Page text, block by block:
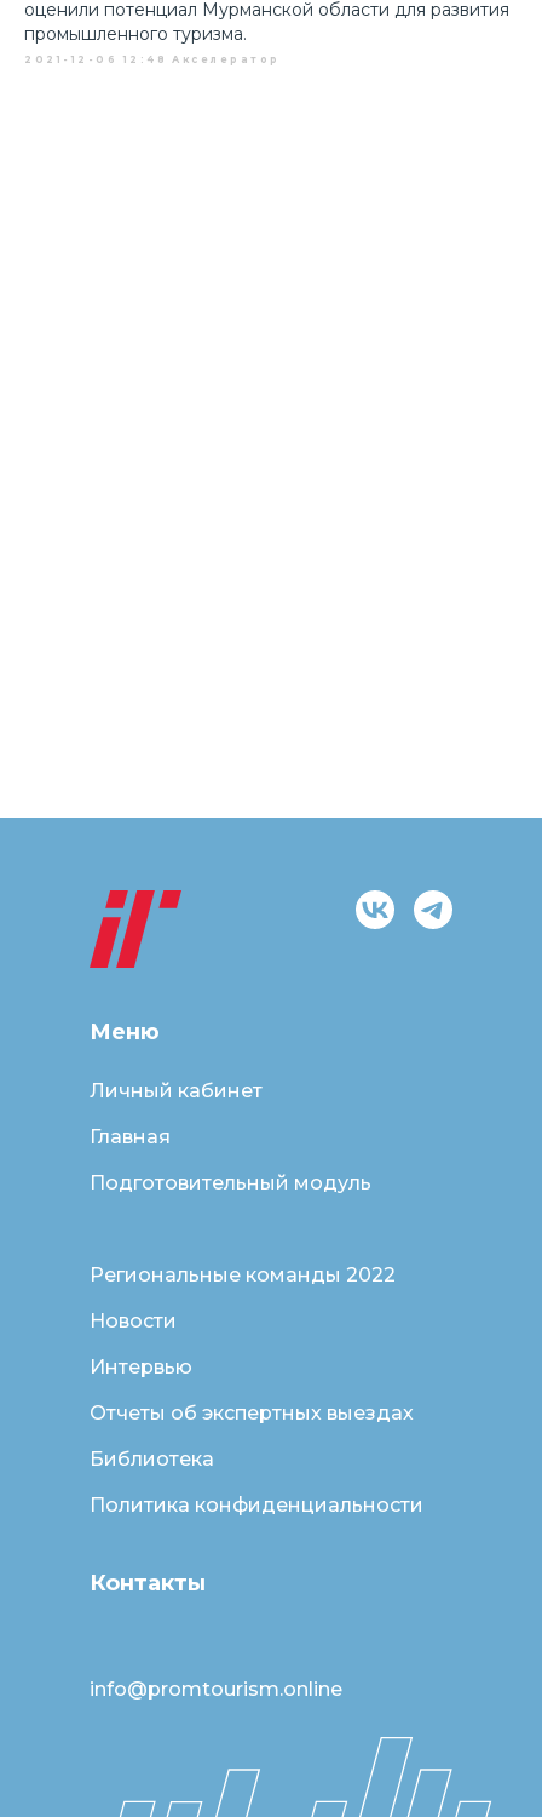
оценили потенциал Мурманской области для развития
промышленного туризма.
2021-12-06 12:48 Акселератор
Меню
Контакты
Главная
Подготовительный модуль
Личный кабинет
Новости
info@promtourism.online
Политика конфиденциальности
Библиотека
Региональные команды 2022
Интервью
Отчеты об экспертных выездах